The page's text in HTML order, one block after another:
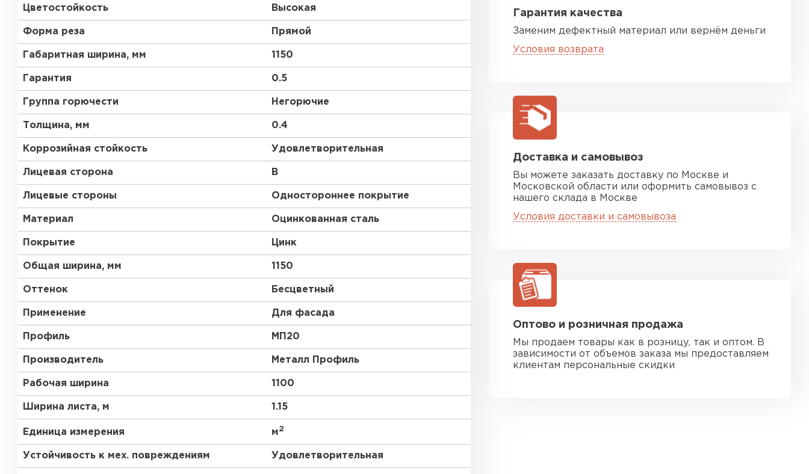
Цветостойкость Высокая
Форма реза Прямой
Габаритная ширина, мм 1150
Гарантия 0.5
Группа горючести Негорючие
Толщина, мм 0.4
Коррозийная стойкость Удовлетворительная
Лицевая сторона B
Лицевые стороны Одностороннее покрытие
Материал Оцинкованная сталь
Покрытие Цинк
Общая ширина, мм 1150
Оттенок Бесцветный
Применение Для фасада
Профиль МП20
Производитель Металл Профиль
Рабочая ширина 1100
Ширина листа, м 1.15
Единица измерения м2
Устойчивость к мех. повреждениям Удовлетворительная
Гарантия качества
Заменим дефектный материал или вернём деньги
Условия возврата
Доставка и самовывоз
Вы можете заказать доставку по Москве и
Московской области или оформить самовывоз с
нашего склада в Москве
Условия доставки и самовывоза
Оптово и розничная продажа
Мы продаем товары как в розницу, так и оптом. В
зависимости от объемов заказа мы предоставляем
клиентам персональные скидки